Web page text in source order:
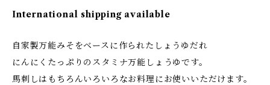
International shipping available
自家製万能みそをベースに作られたしょうゆだれ
にんにくたっぷりのスタミナ万能しょうゆです。
馬刺しはもちろんいろいろなお料理にお使いいただけます。